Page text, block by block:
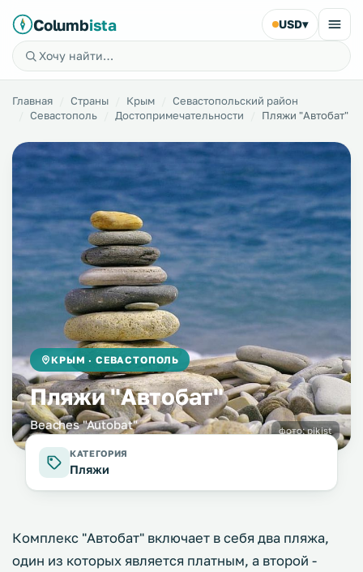
Columbista USD▾
Главная Страны Крым
Севастопольский район
Севастополь
Достопримечательности Пляжи "Автобат"
КРЫМ · СЕВАСТОПОЛЬ
Пляжи "Автобат"
Beaches "Autobat" фото:pikist
КАТЕГОРИЯ
Пляжи
Комплекс "Автобат" включает в себя два пляжа,
один из которых является платным, а второй -